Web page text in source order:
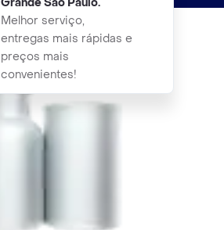
Melhor serviço,
entregas mais rápidas e
preços mais
convenientes!